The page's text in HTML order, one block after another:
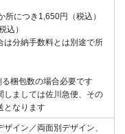
につき1,650円（税込）
込）
分納手数料とは別途で所
梱包数の場合必要です
ましては佐川急便、その
となります
イン／両面別デザイン、